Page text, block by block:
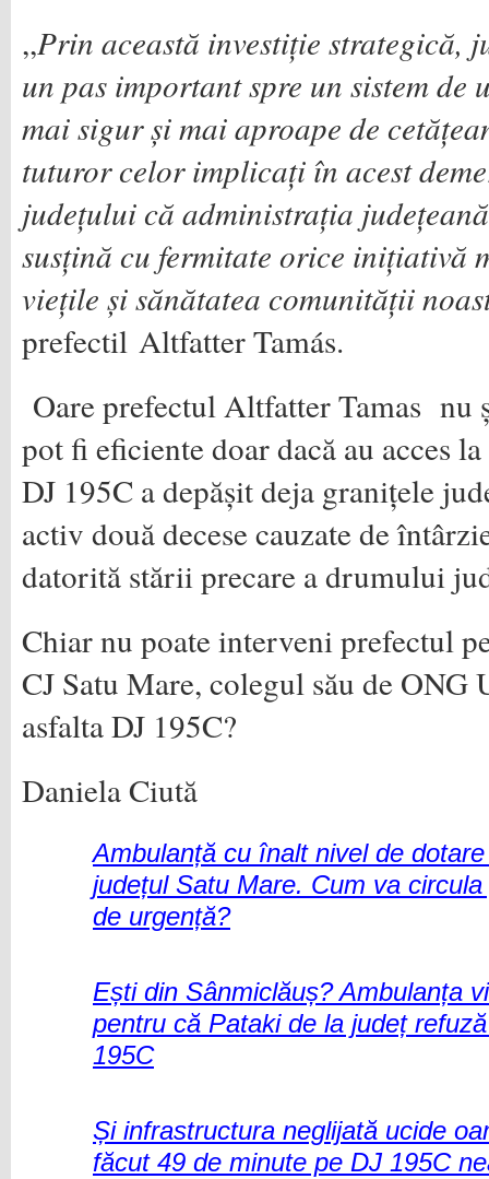
,,Prin această investiție strategică,
un pas important spre un sistem de
mai sigur și mai aproape de
tuturor celor implicați în acest
județului că administrația
susțină cu fermitate orice inițiativă
viețile și sănătatea comunității
prefectil Altfatter Tamás.
Oare prefectul Altfatter Tamas nu
pot fi eficiente doar dacă au acces
DJ 195C a depășit deja granițele
activ două decese cauzate de
datorită stării precare a drumului
Chiar nu poate interveni prefectul
CJ Satu Mare, colegul său de ONG
asfalta DJ 195C?
Daniela Ciută
Ambulanță cu înalt nivel de
județul Satu Mare. Cum va
de urgență?
Ești din Sânmiclăuș? Ambulanța
pentru că Pataki de la județ
195C
Și infrastructura neglijată ucide
făcut 49 de minute pe DJ 195C